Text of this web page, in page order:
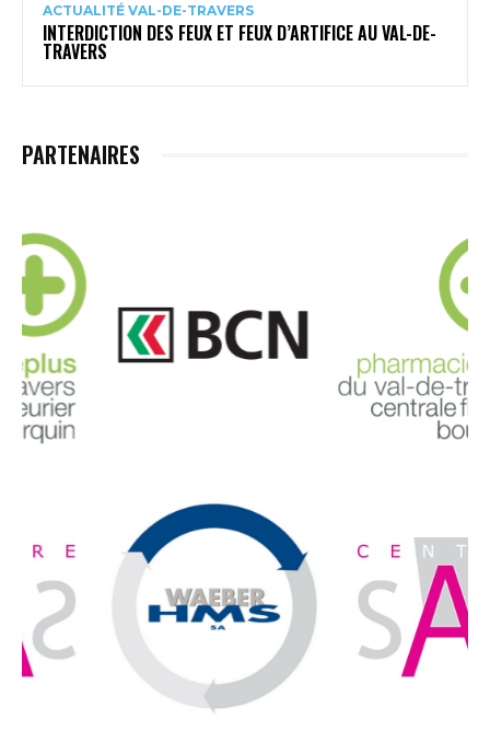
ACTUALITÉ VAL-DE-TRAVERS
INTERDICTION DES FEUX ET FEUX D’ARTIFICE AU VAL-DE-
TRAVERS
PARTENAIRES